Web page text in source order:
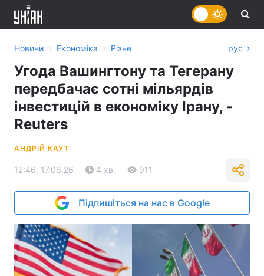
Новини › Економіка › Різне рус
Угода Вашингтону та Тегерану
передбачає сотні мільярдів
інвестицій в економіку Ірану, -
Reuters
АНДРІЙ КАУТ
12:46, 17.06.26 4 хв. 911
Підпишіться на нас в Google